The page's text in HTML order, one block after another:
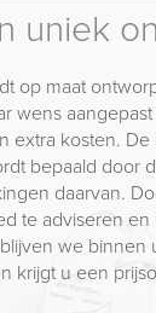
uniek
op maat
wens
extra kosten. De
bepaald door
daarvan.
te adviseren
we binnen
krijgt u een